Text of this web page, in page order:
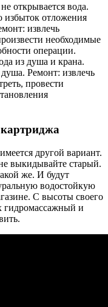
открывается вода.
избыток отложения
извлечь
необходимые
операции.
из душа и крана.
Ремонт: извлечь
провести
картриджа
другой вариант.
выкидывайте старый.
же. И будут
водостойкую
С высоты своего
гидромассажный и